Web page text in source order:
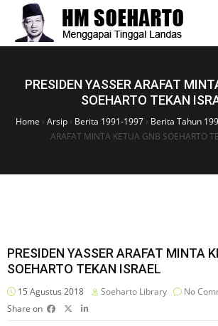
PRESIDEN YASSER ARAFAT
SOEHARTO TEKAN
Home › Arsip› Berita 1991-1997› Berita Tahun
ARAFAT MINTA KETUA GNB SOEHARTO
PRESIDEN YASSER ARAFAT MINTA
SOEHARTO TEKAN ISRAEL
15 Agustus 2018 Soeharto Library No
Share on